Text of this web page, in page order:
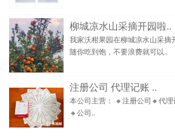
柳城凉水山采摘开园啦..
我家沃柑果园在柳城凉水山采摘
随你吃到饱，不要浪费就可以..
注册公司 代理记账 ..
本公司主营： 🔸注册公司🔸代
🔸公司..